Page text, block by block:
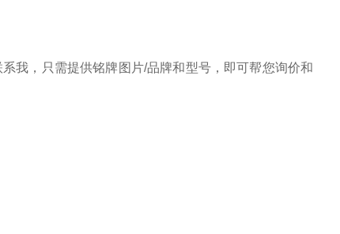
我，只需提供铭牌图片/品牌和型号，即可帮您询价和